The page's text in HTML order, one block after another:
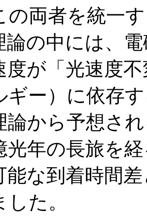
の両者を統一
論の中には、
度が「光速度
ギー）に依存
論から予想さ
光年の長旅を
能な到着時間
た。